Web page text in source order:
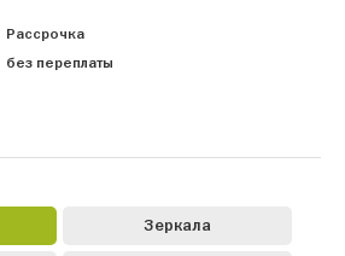
Рассрочка
без переплаты
Зеркала